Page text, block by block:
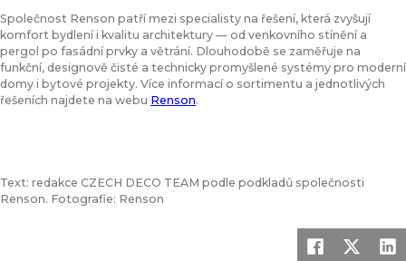
Společnost Renson patří mezi specialisty na řešení, která zvyšují
komfort bydlení i kvalitu architektury — od venkovního stínění a
pergol po fasádní prvky a větrání. Dlouhodobě se zaměřuje na
funkční, designově čisté a technicky promyšlené systémy pro moderní
domy i bytové projekty. Více informací o sortimentu a jednotlivých
řešeních najdete na webu Renson.
Text: redakce CZECH DECO TEAM podle podkladů společnosti
Renson. Fotografie: Renson